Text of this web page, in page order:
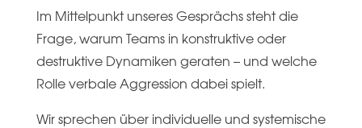
Im Mittelpunkt unseres Gesprächs steht die
Frage, warum Teams in konstruktive oder
destruktive Dynamiken geraten – und welche
Rolle verbale Aggression dabei spielt.
Wir sprechen über individuelle und systemische